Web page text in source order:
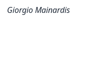
Giorgio Mainardis